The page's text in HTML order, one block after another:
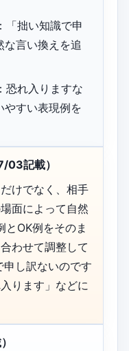
拙い知識で申
な言い換えを追
れ入りますな
やすい表現例を
03記載）
けでなく、相手
面によって自然
とOK例をそのま
わせて調整して
申し訳ないのです
ります」などに